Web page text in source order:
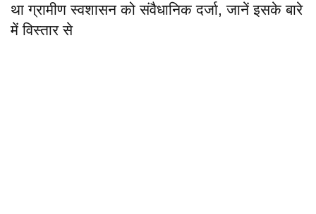
था ग्रामीण स्वशासन को संवैधानिक दर्जा, जानें इसके बारे
में विस्तार से